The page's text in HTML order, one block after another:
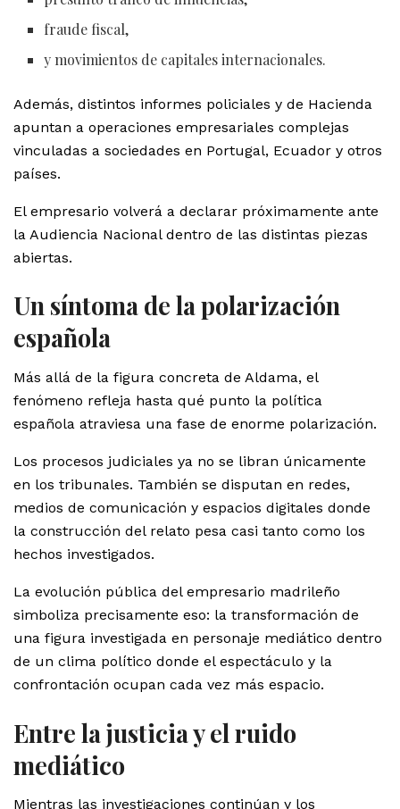
fraude fiscal,
y movimientos de capitales internacionales.
Además, distintos informes policiales y de Hacienda
apuntan a operaciones empresariales complejas
vinculadas a sociedades en Portugal, Ecuador y otros
países.
El empresario volverá a declarar próximamente ante
la Audiencia Nacional dentro de las distintas piezas
abiertas.
Un síntoma de la polarización
española
Más allá de la figura concreta de Aldama, el
fenómeno refleja hasta qué punto la política
española atraviesa una fase de enorme polarización.
Los procesos judiciales ya no se libran únicamente
en los tribunales. También se disputan en redes,
medios de comunicación y espacios digitales donde
la construcción del relato pesa casi tanto como los
hechos investigados.
La evolución pública del empresario madrileño
simboliza precisamente eso: la transformación de
una figura investigada en personaje mediático dentro
de un clima político donde el espectáculo y la
confrontación ocupan cada vez más espacio.
Entre la justicia y el ruido
mediático
Mientras las investigaciones continúan y los